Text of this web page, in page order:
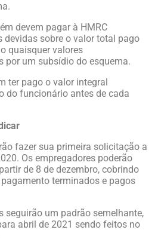
devem pagar à HMRC
devidas sobre o valor total pago
quaisquer valores
por um subsídio do esquema.
ter pago o valor integral
do funcionário antes de cada
fazer sua primeira solicitação a
Os empregadores poderão
de 8 de dezembro, cobrindo
terminados e pagos
seguirão um padrão semelhante,
abril de 2021 sendo feitos no